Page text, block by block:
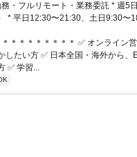
・フルリモート・業務委託 * 週5
* 平日12:30〜21:30、土日9:30〜
＊＊＊＊＊＊＊＊ ✅ オンライン
したい方 ✅ 日本全国・海外から、
✅ 学習...